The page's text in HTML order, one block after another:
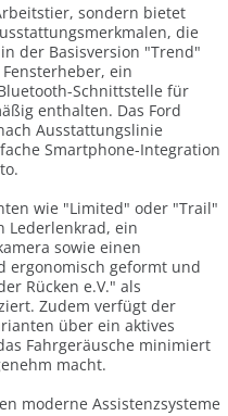
sondern bietet
die
der Basisversion "Trend"
ein
Schnittstelle für
enthalten. Das Ford
Ausstattungslinie
Smartphone-Integration
wie "Limited" oder "Trail"
Lederlenkrad, ein
sowie einen
ergonomisch geformt und
Rücken e.V." als
Zudem verfügt der
über ein aktives
Fahrgeräusche minimiert
macht.
moderne Assistenzsysteme